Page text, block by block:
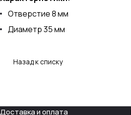
Отверстие 8 мм
Диаметр 35 мм
Назад к списку
Доставка и оплата